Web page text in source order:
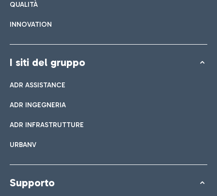
QUALITÀ
INNOVATION
I siti del gruppo
ADR ASSISTANCE
ADR INGEGNERIA
ADR INFRASTRUTTURE
URBANV
Supporto